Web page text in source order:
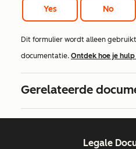
Yes No
Dit formulier wordt alleen
documentatie. Ontdek hoe je
Gerelateerde
Legale